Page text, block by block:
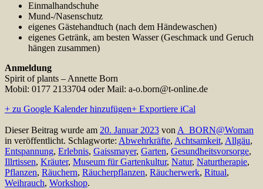
Einmalhandschuhe
Mund-/Nasenschutz
eigenes Gästehandtuch (nach dem Händewaschen)
eigenes Getränk, am besten Wasser (Geschmack und Geruch
hängen zusammen)
Anmeldung
Spirit of plants – Annette Born
Mobil: 0177 2133704 oder Mail: a-o.born@t-online.de
+ zu Google Kalender hinzufügen+ Exportiere iCal
Dieser Beitrag wurde am 20. Januar 2023 von A_BORN@Woman
in veröffentlicht. Schlagworte: Abwehrkräfte, Achtsamkeit, Allgäu,
Entspannung, Erlebnis, Gaissmayer, Garten, Gesundheitsvorsorge,
Illrtissen, Kräuter, Museum für Gartenkultur, Natur, Naturtherapie,
Pflanzen, Räuchern, Räucherpflanzen, Räucherwerk, Ritual,
Weihrauch, Workshop.